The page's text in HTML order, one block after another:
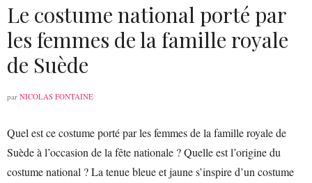
Le costume national porté par
les femmes de la famille royale
de Suède
par NICOLAS FONTAINE
Quel est ce costume porté par les femmes de la famille royale de
Suède à l’occasion de la fête nationale ? Quelle est l’origine du
costume national ? La tenue bleue et jaune s’inspire d’un costume